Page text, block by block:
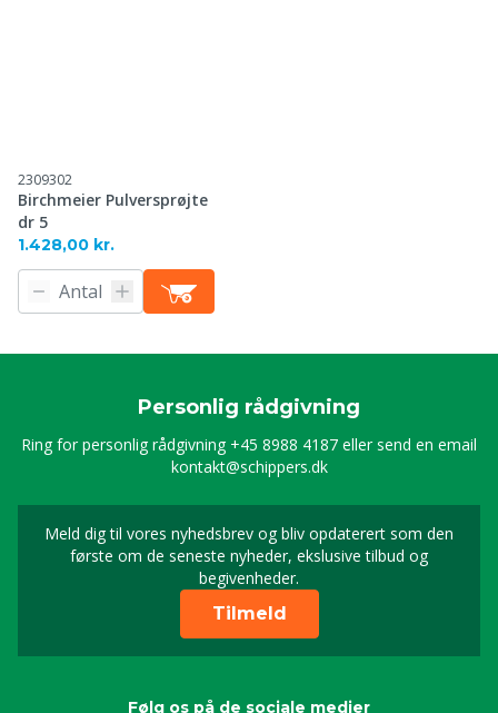
2309302
Birchmeier Pulversprøjte
dr 5
1.428,00 kr.
Personlig rådgivning
Ring for personlig rådgivning +45 8988 4187 eller send en email
kontakt@schippers.dk
Meld dig til vores nyhedsbrev og bliv opdaterert som den
første om de seneste nyheder, ekslusive tilbud og
begivenheder.
Timeld dig vores
Tilmeld
Følg os på de sociale medier